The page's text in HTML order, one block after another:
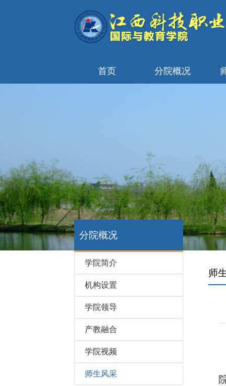
首页 分院概况
分院概况
学院简介
机构设置
学院领导
产教融合
学院视频
师生风采
师